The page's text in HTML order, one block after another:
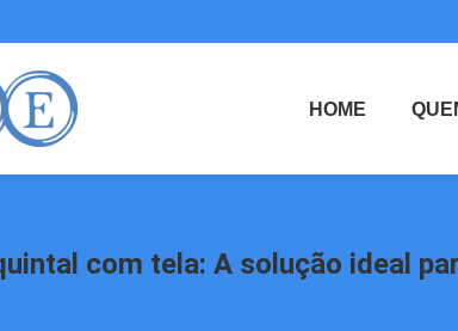
HOME
com tela: A solução ideal